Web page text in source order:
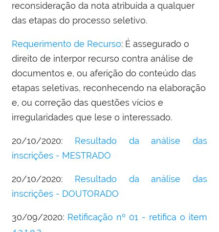
reconsideração da nota atribuída a qualquer
das etapas do processo seletivo.
Requerimento de Recurso: É assegurado o
direito de interpor recurso contra análise de
documentos e, ou aferição do conteúdo das
etapas seletivas, reconhecendo na elaboração
e, ou correção das questões vícios e
irregularidades que lese o interessado.
20/10/2020: Resultado da análise das
inscrições - MESTRADO
20/10/2020: Resultado da análise das
inscrições - DOUTORADO
30/09/2020: Retificação nº 01 - retifica o item